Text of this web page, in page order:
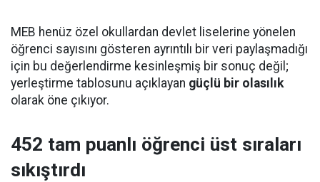
MEB henüz özel okullardan devlet liselerine yönelen
öğrenci sayısını gösteren ayrıntılı bir veri paylaşmadığı
için bu değerlendirme kesinleşmiş bir sonuç değil;
yerleştirme tablosunu açıklayan güçlü bir olasılık
olarak öne çıkıyor.
452 tam puanlı öğrenci üst sıraları
sıkıştırdı